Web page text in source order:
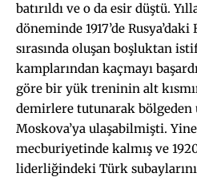
batırıldı ve o da esir düştü.
döneminde 1917’de
sırasında oluşan boşluktan
kamplarından kaçmayı
göre bir yük treninin alt
demirlere tutunarak bölgeden
Moskova’ya ulaşabilmişti.
mecburiyetinde kalmış ve
liderliğindeki Türk